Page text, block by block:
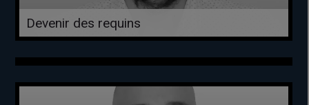
Devenir des requins